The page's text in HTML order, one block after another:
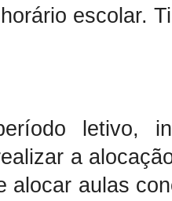
escolar.
letivo,
a
alocar aulas